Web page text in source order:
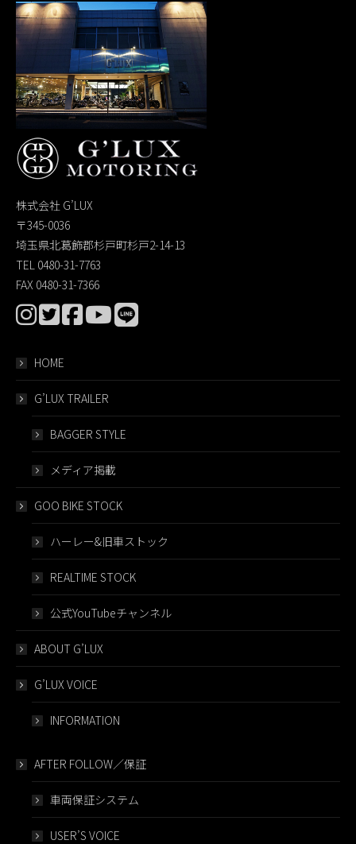
株式会社 G’LUX
〒345-0036
埼玉県北葛飾郡杉戸町杉戸2-14-13
TEL 0480-31-7763
FAX 0480-31-7366
HOME
G’LUX TRAILER
BAGGER STYLE
メディア掲載
GOO BIKE STOCK
ハーレー&旧車ストック
REALTIME STOCK
公式YouTubeチャンネル
ABOUT G’LUX
G’LUX VOICE
INFORMATION
AFTER FOLLOW／保証
車両保証システム
USER’S VOICE